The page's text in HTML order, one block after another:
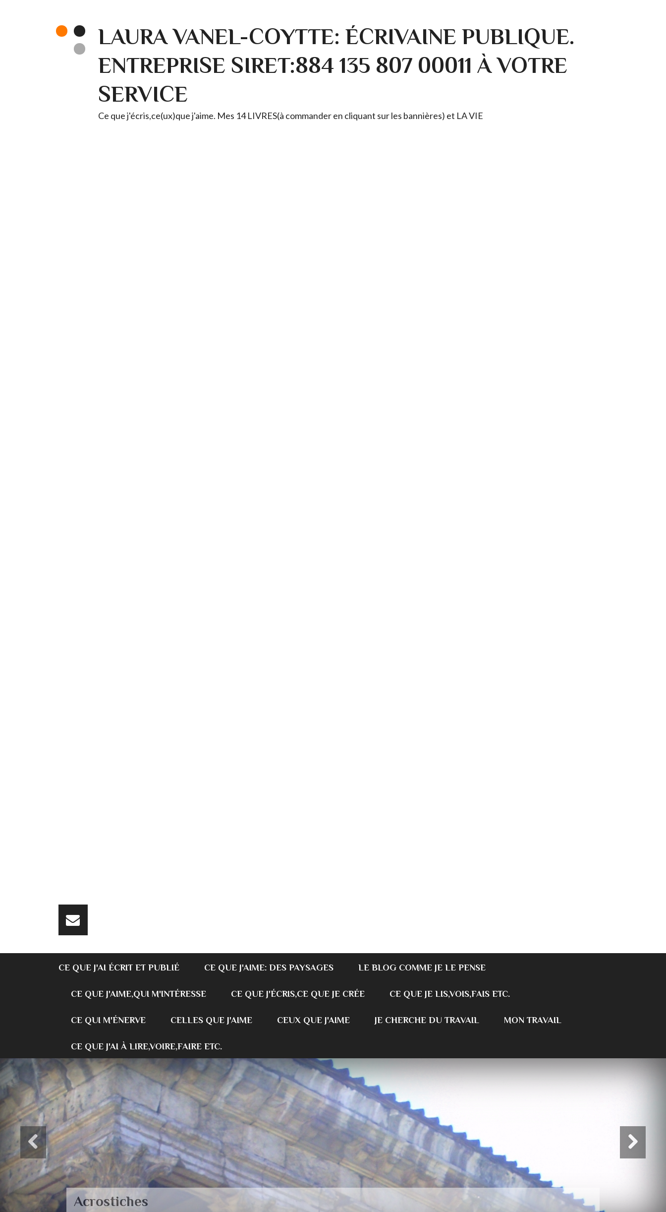
LAURA VANEL-COYTTE: ÉCRIVAINE PUBLIQUE.
ENTREPRISE SIRET:884 135 807 00011 À VOTRE
SERVICE
Ce que j'écris,ce(ux)que j'aime. Mes 14 LIVRES(à commander en cliquant sur les bannières) et LA VIE
CE QUE J'AI ÉCRIT ET PUBLIÉ CE QUE J'AIME: DES PAYSAGES LE BLOG COMME JE LE PENSE
CE QUE J'AIME,QUI M'INTÉRESSE CE QUE J'ÉCRIS,CE QUE JE CRÉE CE QUE JE LIS,VOIS,FAIS ETC.
CE QUI M'ÉNERVE CELLES QUE J'AIME CEUX QUE J'AIME JE CHERCHE DU TRAVAIL MON TRAVAIL
CE QUE J'AI À LIRE,VOIRE,FAIRE ETC.
Acrostiches